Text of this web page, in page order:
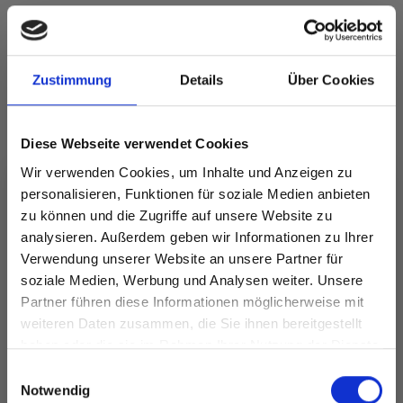
Zustimmung Details Über Cookies
Diese Webseite verwendet Cookies
Wir verwenden Cookies, um Inhalte und Anzeigen zu
personalisieren, Funktionen für soziale Medien anbieten
zu können und die Zugriffe auf unsere Website zu
analysieren. Außerdem geben wir Informationen zu Ihrer
Verwendung unserer Website an unsere Partner für
soziale Medien, Werbung und Analysen weiter. Unsere
Partner führen diese Informationen möglicherweise mit
weiteren Daten zusammen, die Sie ihnen bereitgestellt
haben oder die sie im Rahmen Ihrer Nutzung der Dienste
Notwendig
DROPS COTTON
DROPS MUSKAT
EUR 1.99
Spare bis zu 50%
und erhalte exklusiven Zugang zu